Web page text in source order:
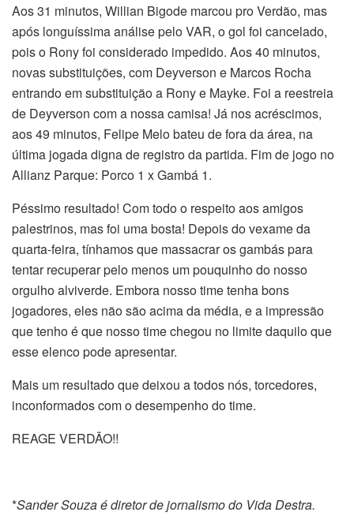
Aos 31 minutos, Willian Bigode marcou pro Verdão, mas
após longuíssima análise pelo VAR, o gol foi cancelado,
pois o Rony foi considerado impedido. Aos 40 minutos,
novas substituições, com Deyverson e Marcos Rocha
entrando em substituição a Rony e Mayke. Foi a reestreia
de Deyverson com a nossa camisa! Já nos acréscimos,
aos 49 minutos, Felipe Melo bateu de fora da área, na
última jogada digna de registro da partida. Fim de jogo no
Allianz Parque: Porco 1 x Gambá 1.
Péssimo resultado! Com todo o respeito aos amigos
palestrinos, mas foi uma bosta! Depois do vexame da
quarta-feira, tínhamos que massacrar os gambás para
tentar recuperar pelo menos um pouquinho do nosso
orgulho alviverde. Embora nosso time tenha bons
jogadores, eles não são acima da média, e a impressão
que tenho é que nosso time chegou no limite daquilo que
esse elenco pode apresentar.
Mais um resultado que deixou a todos nós, torcedores,
inconformados com o desempenho do time.
REAGE VERDÃO!!
*Sander Souza é diretor de jornalismo do Vida Destra.